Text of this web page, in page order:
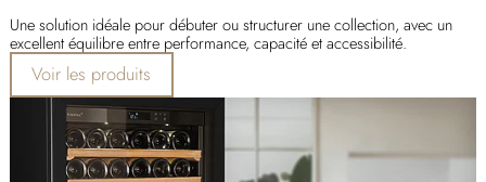
Une solution idéale pour débuter ou structurer une collection, avec un
excellent équilibre entre performance, capacité et accessibilité.
Voir les produits